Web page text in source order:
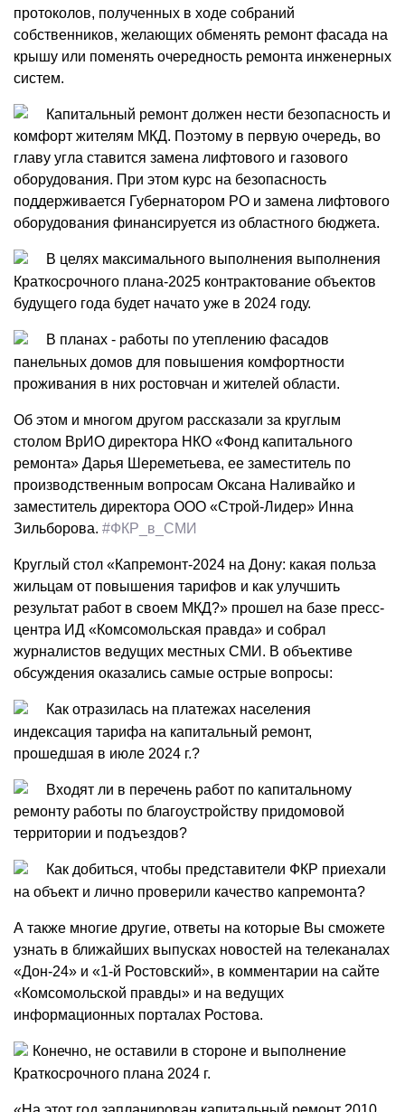
протоколов, полученных в ходе собраний
собственников, желающих обменять ремонт фасада на
крышу или поменять очередность ремонта инженерных
систем.
Капитальный ремонт должен нести безопасность и
комфорт жителям МКД. Поэтому в первую очередь, во
главу угла ставится замена лифтового и газового
оборудования. При этом курс на безопасность
поддерживается Губернатором РО и замена лифтового
оборудования финансируется из областного бюджета.
В целях максимального выполнения выполнения
Краткосрочного плана-2025 контрактование объектов
будущего года будет начато уже в 2024 году.
В планах - работы по утеплению фасадов
панельных домов для повышения комфортности
проживания в них ростовчан и жителей области.
Об этом и многом другом рассказали за круглым
столом ВрИО директора НКО «Фонд капитального
ремонта» Дарья Шереметьева, ее заместитель по
производственным вопросам Оксана Наливайко и
заместитель директора ООО «Строй-Лидер» Инна
Зильборова. #ФКР_в_СМИ
Круглый стол «Капремонт-2024 на Дону: какая польза
жильцам от повышения тарифов и как улучшить
результат работ в своем МКД?» прошел на базе пресс-
центра ИД «Комсомольская правда» и собрал
журналистов ведущих местных СМИ. В объективе
обсуждения оказались самые острые вопросы:
Как отразилась на платежах населения
индексация тарифа на капитальный ремонт,
прошедшая в июле 2024 г.?
Входят ли в перечень работ по капитальному
ремонту работы по благоустройству придомовой
территории и подъездов?
Как добиться, чтобы представители ФКР приехали
на объект и лично проверили качество капремонта?
А также многие другие, ответы на которые Вы сможете
узнать в ближайших выпусках новостей на телеканалах
«Дон-24» и «1-й Ростовский», в комментарии на сайте
«Комсомольской правды» и на ведущих
информационных порталах Ростова.
Конечно, не оставили в стороне и выполнение
Краткосрочного плана 2024 г.